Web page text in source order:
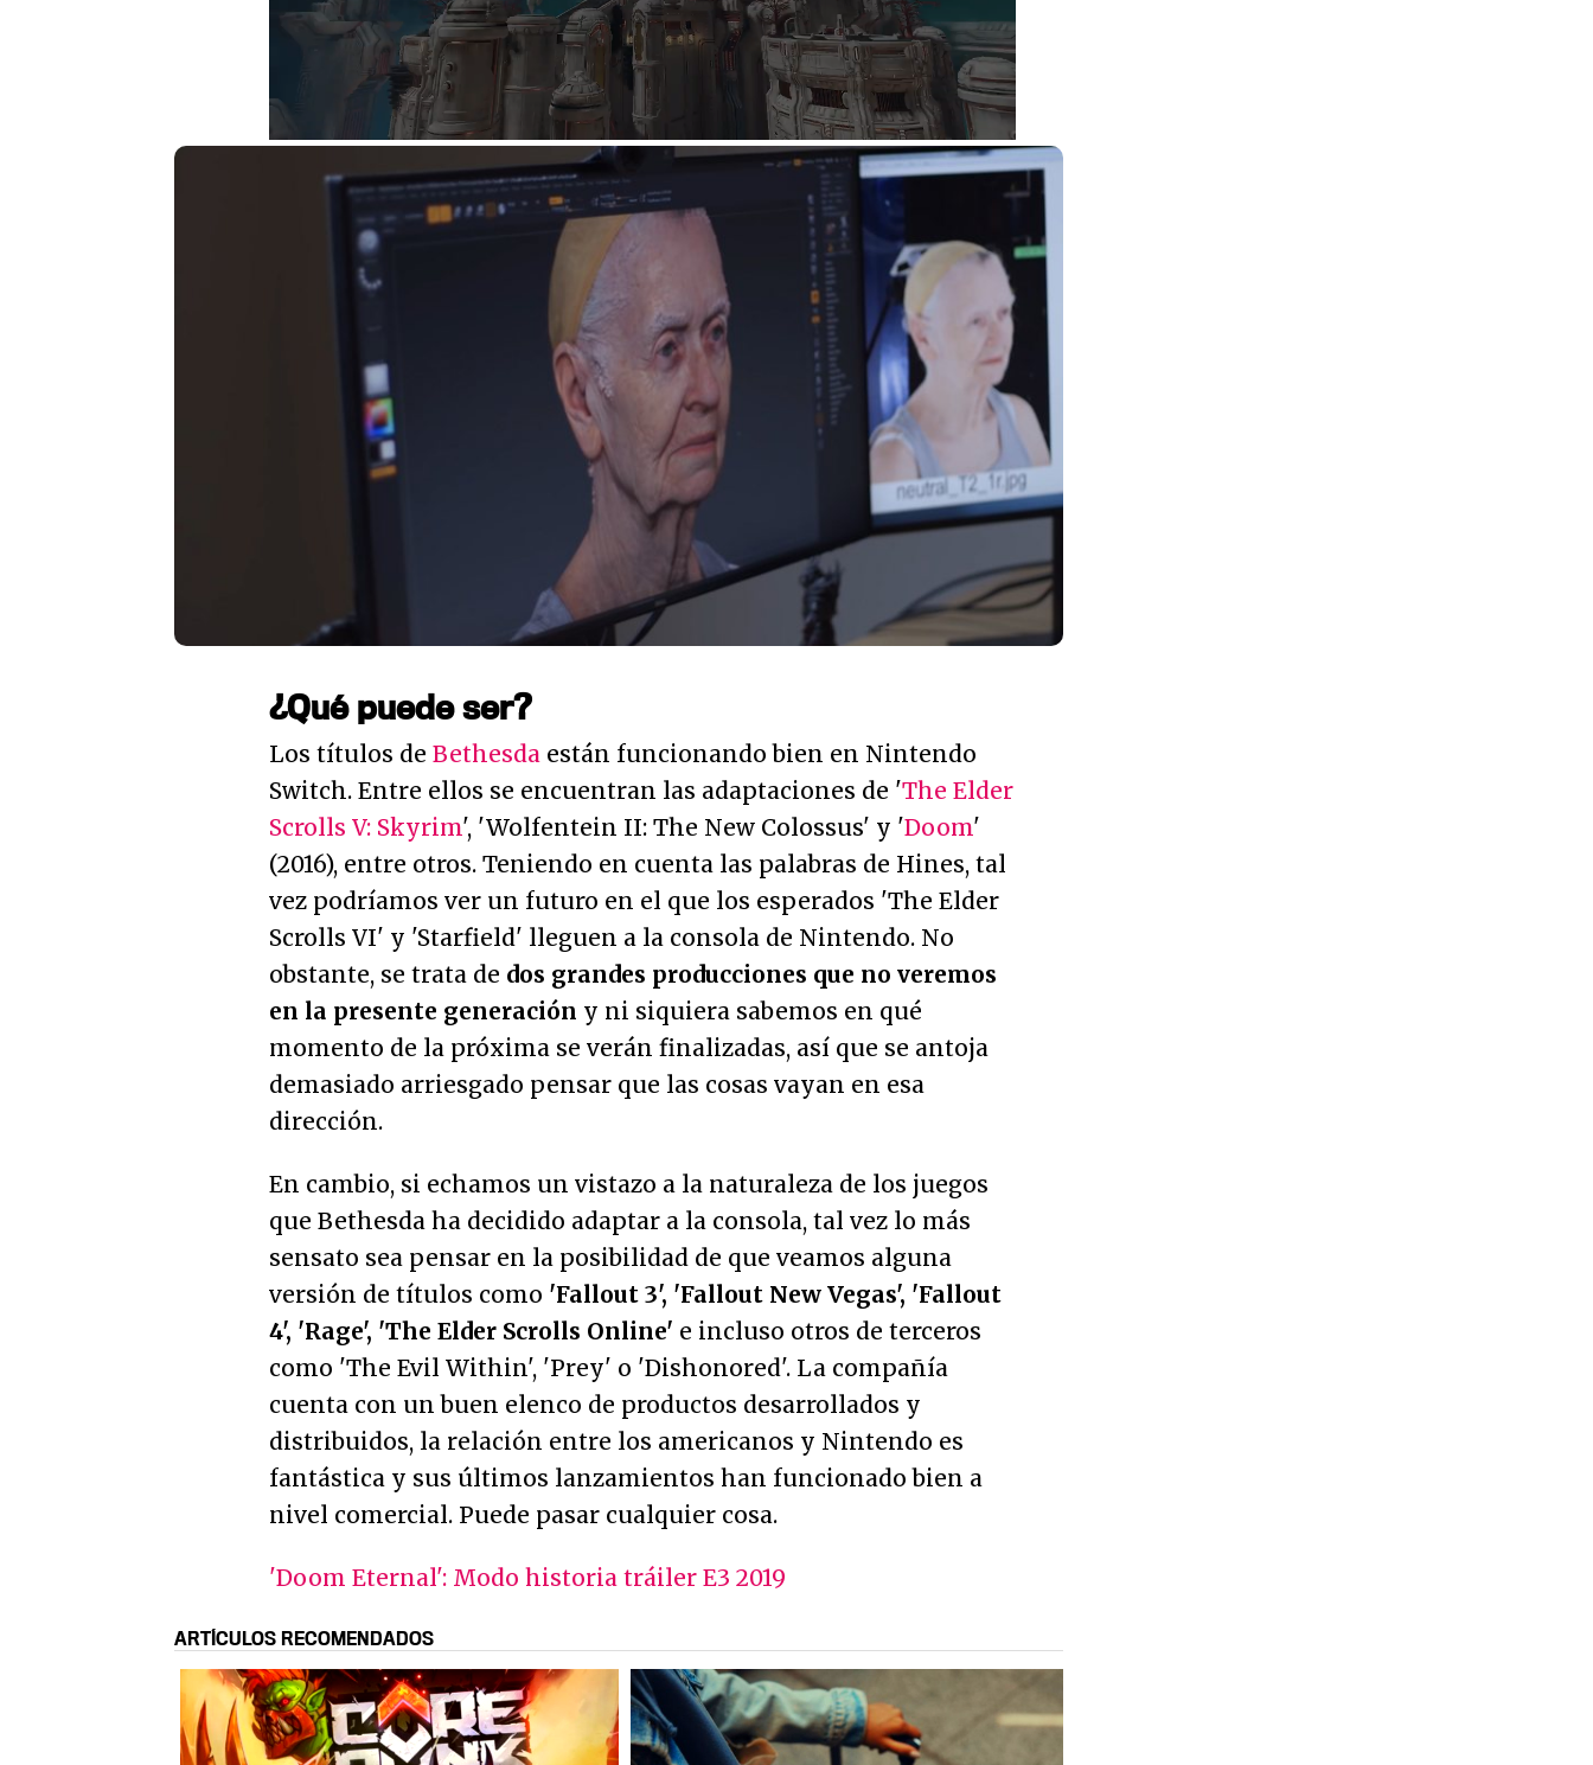
/
Loaded:
31.34%
¿Qué puede ser?
Los títulos de Bethesda están funcionando bien en Nintendo
Switch. Entre ellos se encuentran las adaptaciones de 'The Elder
Scrolls V: Skyrim', 'Wolfentein II: The New Colossus' y 'Doom'
(2016), entre otros. Teniendo en cuenta las palabras de Hines, tal
vez podríamos ver un futuro en el que los esperados 'The Elder
Scrolls VI' y 'Starfield' lleguen a la consola de Nintendo. No
obstante, se trata de dos grandes producciones que no veremos
en la presente generación y ni siquiera sabemos en qué
momento de la próxima se verán finalizadas, así que se antoja
demasiado arriesgado pensar que las cosas vayan en esa
dirección.
En cambio, si echamos un vistazo a la naturaleza de los juegos
que Bethesda ha decidido adaptar a la consola, tal vez lo más
sensato sea pensar en la posibilidad de que veamos alguna
versión de títulos como 'Fallout 3', 'Fallout New Vegas', 'Fallout
4', 'Rage', 'The Elder Scrolls Online' e incluso otros de terceros
como 'The Evil Within', 'Prey' o 'Dishonored'. La compañía
cuenta con un buen elenco de productos desarrollados y
distribuidos, la relación entre los americanos y Nintendo es
fantástica y sus últimos lanzamientos han funcionado bien a
nivel comercial. Puede pasar cualquier cosa.
'Doom Eternal': Modo historia tráiler E3 2019
ARTÍCULOS RECOMENDADOS